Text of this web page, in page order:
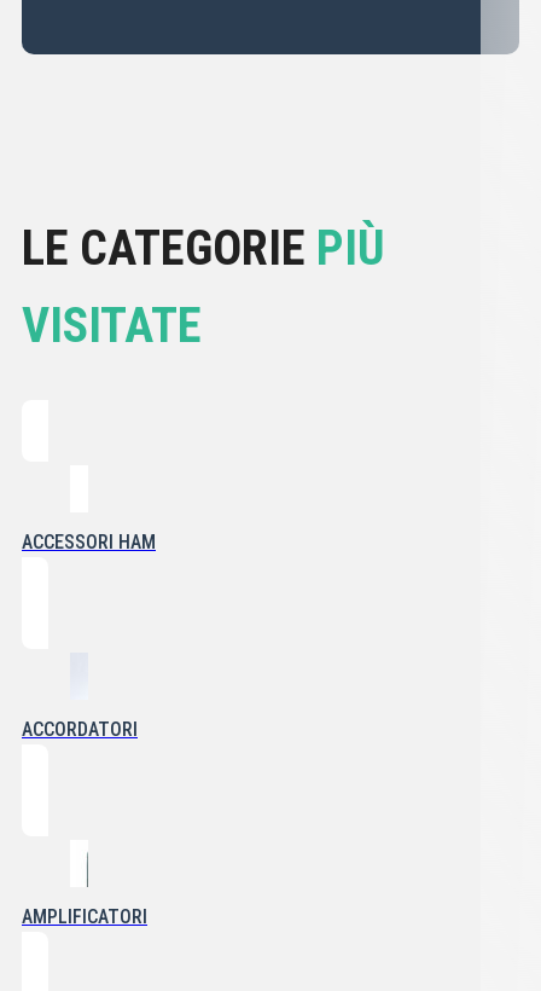
LE CATEGORIE PIÙ
VISITATE
ACCESSORI HAM
ACCORDATORI
AMPLIFICATORI